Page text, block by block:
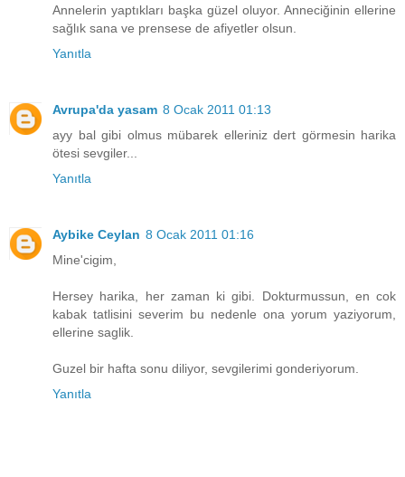
Annelerin yaptıkları başka güzel oluyor. Anneciğinin ellerine
sağlık sana ve prensese de afiyetler olsun.
Yanıtla
Avrupa'da yasam 8 Ocak 2011 01:13
ayy bal gibi olmus mübarek elleriniz dert görmesin harika
ötesi sevgiler...
Yanıtla
Aybike Ceylan 8 Ocak 2011 01:16
Mine'cigim,
Hersey harika, her zaman ki gibi. Dokturmussun, en cok
kabak tatlisini severim bu nedenle ona yorum yaziyorum,
ellerine saglik.
Guzel bir hafta sonu diliyor, sevgilerimi gonderiyorum.
Yanıtla